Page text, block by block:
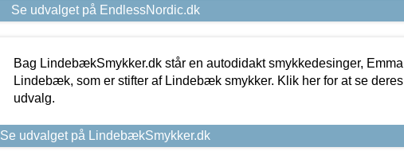
Se udvalget på EndlessNordic.dk
Bag LindebækSmykker.dk står en autodidakt smykkedesinger, Emma
Lindebæk, som er stifter af Lindebæk smykker. Klik her for at se deres
udvalg.
Se udvalget på LindebækSmykker.dk